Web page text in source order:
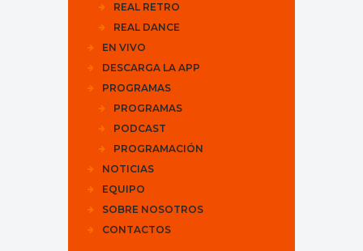
REAL RETRO
REAL DANCE
EN VIVO
DESCARGA LA APP
PROGRAMAS
PROGRAMAS
PODCAST
PROGRAMACIÓN
NOTICIAS
EQUIPO
SOBRE NOSOTROS
CONTACTOS